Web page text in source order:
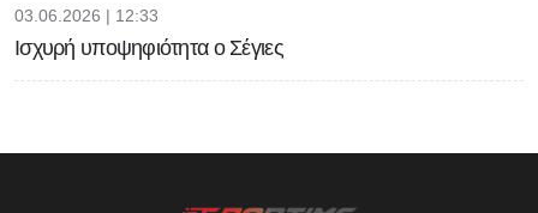
03.06.2026 | 12:33
Ισχυρή υποψηφιότητα ο Σέγιες